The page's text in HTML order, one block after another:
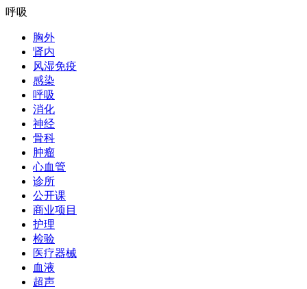
呼吸
胸外
肾内
风湿免疫
感染
呼吸
消化
神经
骨科
肿瘤
心血管
诊所
公开课
商业项目
护理
检验
医疗器械
血液
超声